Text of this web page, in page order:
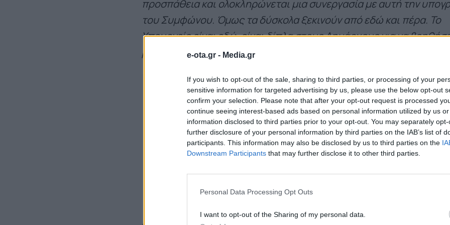
e-ota.gr - Media.gr
If you wish to opt-out of the sale, sharing to third parties, or processing of your
sensitive information for targeted advertising by us, please use the below opt-out
confirm your selection. Please note that after your opt-out request is processed
continue seeing interest-based ads based on personal information utilized by us
information disclosed to third parties prior to your opt-out. You may separately
further disclosure of your personal information by third parties on the IAB’s list of
participants. This information may also be disclosed by us to third parties on the
Downstream Participants that may further disclose it to other third parties.
Personal Data Processing Opt Outs
I want to opt-out of the Sharing of my personal data.
προσπάθεια και ολοκληρώνεται μια συνεργασία με αυτή την
του Συμφώνου. Όμως τα δύσκολα ξεκινούν από εδώ και πέρα. Το
Υπουργείο είναι εδώ, είναι δίπλα στους Δημάρχους για να
βοηθάει ήδη με χρηματοδοτήσεις